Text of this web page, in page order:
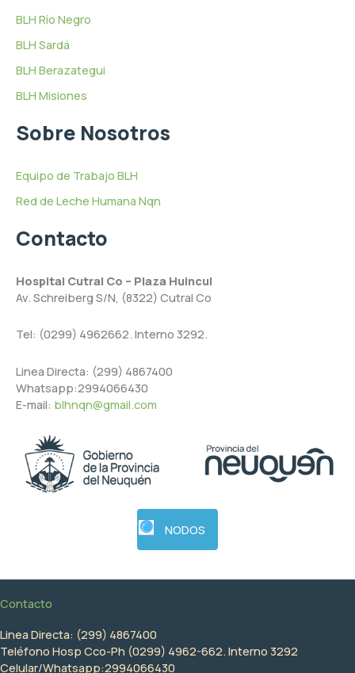
BLH Río Negro
BLH Sardá
BLH Berazategui
BLH Misiones
Sobre Nosotros
Equipo de Trabajo BLH
Red de Leche Humana Nqn
Contacto
Hospital Cutral Co – Plaza Huincul
Av. Schreiberg S/N, (8322) Cutral Co
Tel: (0299) 4962662. Interno 3292.
Linea Directa: (299) 4867400
Whatsapp:2994066430
E-mail: blhnqn@gmail.com
NODOS
Contacto
Linea Directa: (299) 4867400
Teléfono Hosp Cco-Ph (0299) 4962-662. Interno 3292
Celular/Whatsapp:2994066430